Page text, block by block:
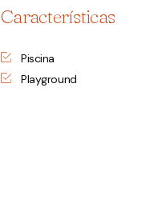
Características
Piscina
Playground